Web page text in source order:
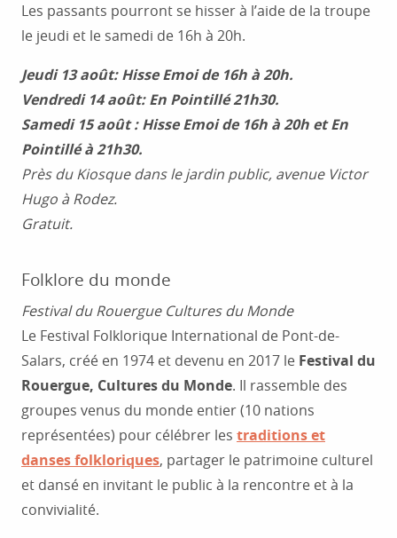
Les passants pourront se hisser à l’aide de la troupe
le jeudi et le samedi de 16h à 20h.
Jeudi 13 août: Hisse Emoi de 16h à 20h.
Vendredi 14 août: En Pointillé 21h30.
Samedi 15 août : Hisse Emoi de 16h à 20h et En
Pointillé à 21h30.
Près du Kiosque dans le jardin public, avenue Victor
Hugo à Rodez.
Gratuit.
Folklore du monde
Festival du Rouergue Cultures du Monde
Le Festival Folklorique International de Pont-de-
Salars, créé en 1974 et devenu en 2017 le Festival du
Rouergue, Cultures du Monde. Il rassemble des
groupes venus du monde entier (10 nations
représentées) pour célébrer les traditions et
danses folkloriques, partager le patrimoine culturel
et dansé en invitant le public à la rencontre et à la
convivialité.